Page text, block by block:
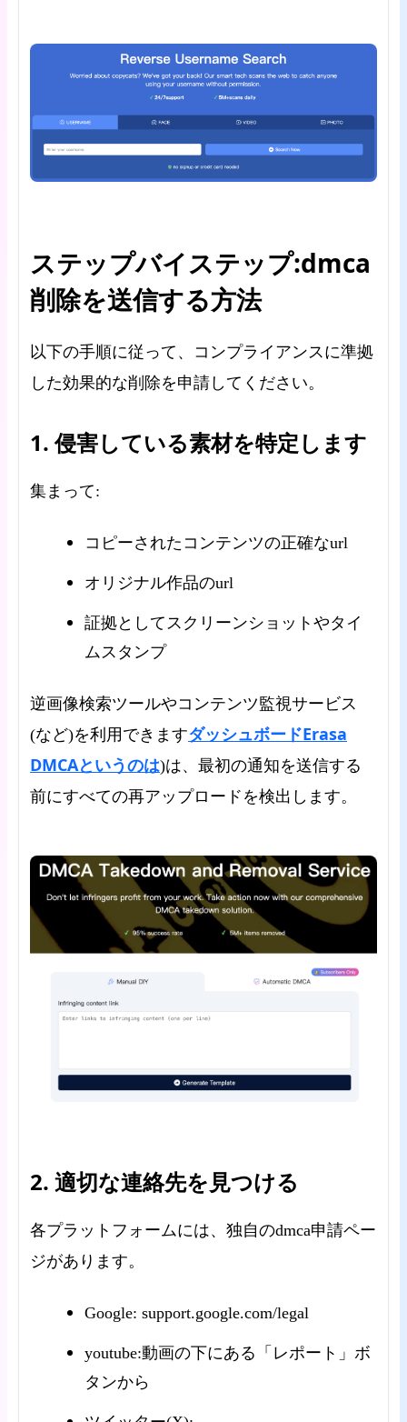
ステップバイステップ:dmca
削除を送信する方法
以下の手順に従って、コンプライアンスに準拠
した効果的な削除を申請してください。
1. 侵害している素材を特定します
集まって:
コピーされたコンテンツの正確なurl
オリジナル作品のurl
証拠としてスクリーンショットやタイ
ムスタンプ
逆画像検索ツールやコンテンツ監視サービス
(など)を利用できますダッシュボードErasa
DMCAというのは)は、最初の通知を送信する
前にすべての再アップロードを検出します。
2. 適切な連絡先を見つける
各プラットフォームには、独自のdmca申請ペー
ジがあります。
Google: support.google.com/legal
youtube:動画の下にある「レポート」ボ
タンから